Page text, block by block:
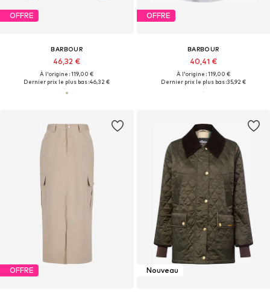
OFFRE
BARBOUR
46,32 €
À l'origine : 119,00 €
Dernier prix le plus bas :46,32 €
OFFRE
BARBOUR
40,41 €
À l'origine : 119,00 €
Dernier prix le plus bas :35,92 €
OFFRE Nouveau